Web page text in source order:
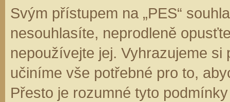
Svým přístupem na „PES“
nesouhlasíte, neprodleně
nepoužívejte jej. Vyhrazujeme
učiníme vše potřebné pro to,
Přesto je rozumné tyto